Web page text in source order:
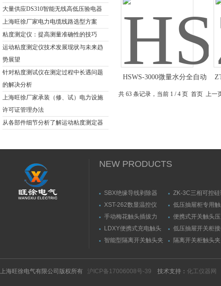
大量供应DS310智能无线高低压验电器
上海旺徐厂家电力电缆线路选型方案
粘度测定仪：提高测量准确性的技巧
运动粘度测定仪技术发展现状与未来趋
势展望
针对粘度测试仪在测定过程中长遇问题
的解决分析
上海旺徐厂家承装（修、试）电力设施
许可证管理办法
从各部件细节分析了解运动粘度测定器
HSWS-3000微量水分全自动
共 63 条记录，当前 1 / 4 页 首页 上
NEW PRODUCTS
SBX绝缘导线剥除器
ZK-3C三相可控
触发器
XST-262数显温控仪
低压抽屉柜专用
力测量仪套装
手动梅花触头插拔力
（推拉力）测量仪
便携式开关触头
（夹紧力）测量仪
LDXY便携式充电触头
（指）夹紧力测量仪
低压抽屉开关柜
触头（夹紧力）
智能型隔离开关触头夹
隔离开关柜触头
上海旺徐电气有限公司版权所有 沪ICP备17006008号-39 技术支持： 化工仪器网